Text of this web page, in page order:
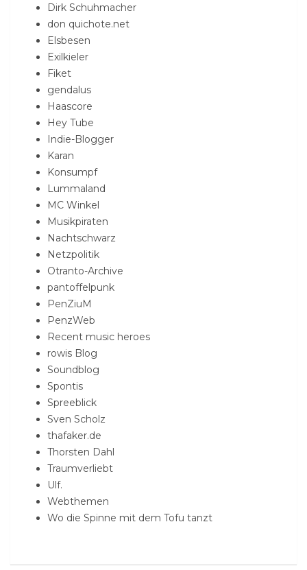
Dirk Schuhmacher
don quichote.net
Elsbesen
Exilkieler
Fiket
gendalus
Haascore
Hey Tube
Indie-Blogger
Karan
Konsumpf
Lummaland
MC Winkel
Musikpiraten
Nachtschwarz
Netzpolitik
Otranto-Archive
pantoffelpunk
PenZiuM
PenzWeb
Recent music heroes
rowis Blog
Soundblog
Spontis
Spreeblick
Sven Scholz
thafaker.de
Thorsten Dahl
Traumverliebt
Ulf.
Webthemen
Wo die Spinne mit dem Tofu tanzt